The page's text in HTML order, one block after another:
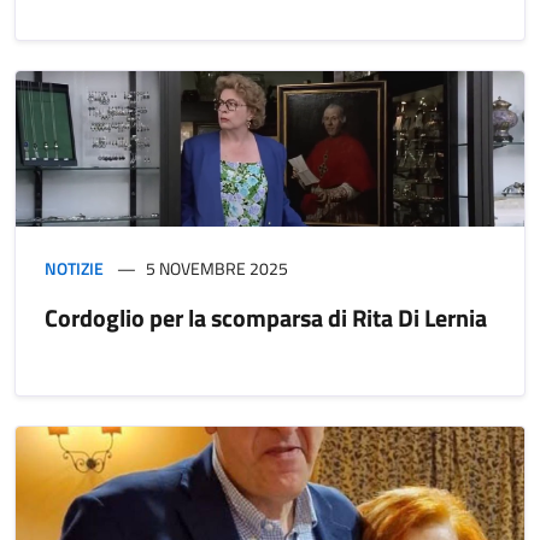
NOTIZIE 5 NOVEMBRE 2025
Cordoglio per la scomparsa di Rita Di Lernia